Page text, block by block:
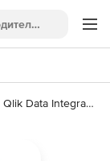
Qlik Data Integration Platform